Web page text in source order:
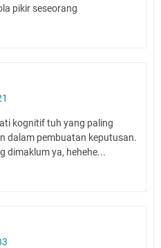
pikir seseorang
kognitif tuh yang paling
dalam pembuatan keputusan.
dimaklum ya, hehehe...